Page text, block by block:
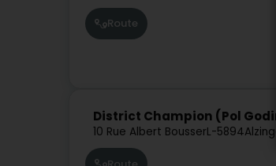
Route
District Champion (Pol
10 Rue Albert BousserL-5894